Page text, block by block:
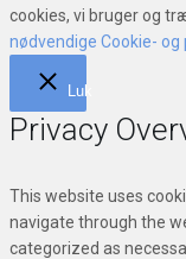
cookies, vi bruger og
nødvendige Cookie-
Luk
Privacy
This website uses
navigate through the
categorized as